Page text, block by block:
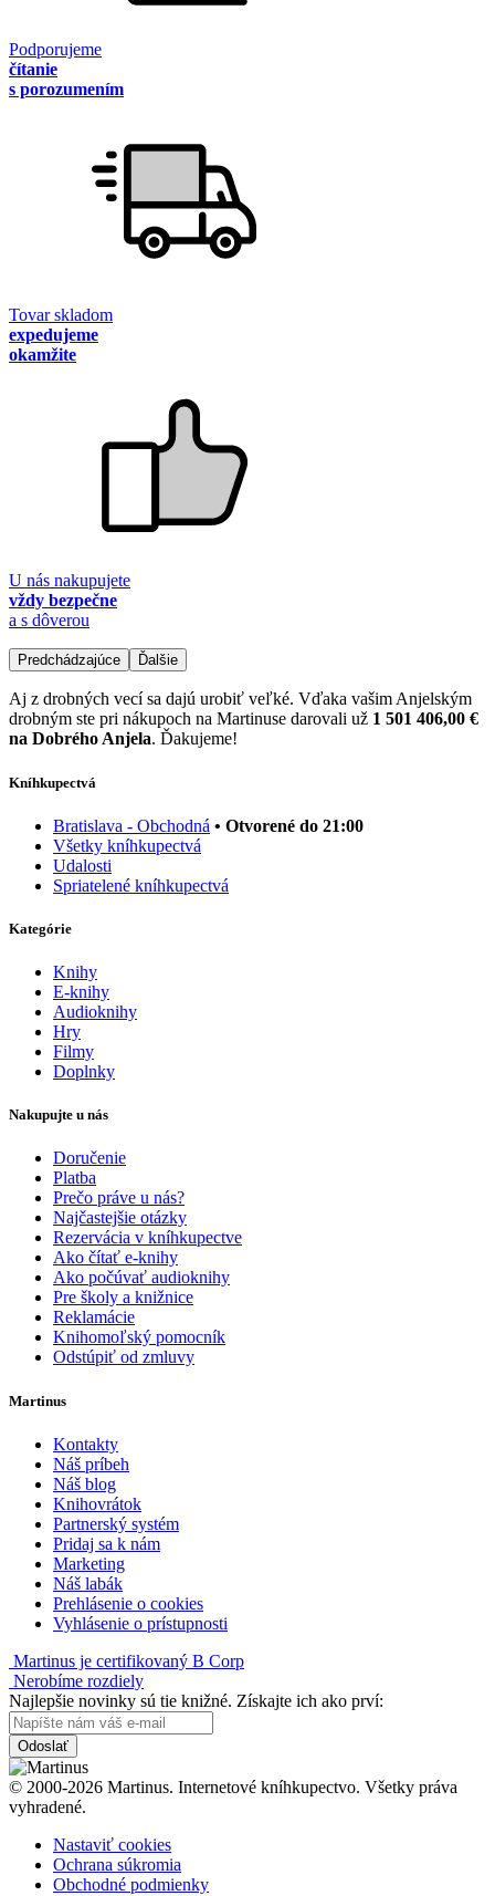
Podporujeme
čítanie
s porozumením
Tovar skladom
expedujeme
okamžite
U nás nakupujete
vždy bezpečne
a s dôverou
Predchádzajúce Ďalšie
Aj z drobných vecí sa dajú urobiť veľké. Vďaka vašim Anjelským
drobným ste pri nákupoch na Martinuse darovali už 1 501 406,00 €
na Dobrého Anjela. Ďakujeme!
Kníhkupectvá
Bratislava - Obchodná • Otvorené do 21:00
Všetky kníhkupectvá
Udalosti
Spriatelené kníhkupectvá
Kategórie
Knihy
E-knihy
Audioknihy
Hry
Filmy
Doplnky
Nakupujte u nás
Doručenie
Platba
Prečo práve u nás?
Najčastejšie otázky
Rezervácia v kníhkupectve
Ako čítať e-knihy
Ako počúvať audioknihy
Pre školy a knižnice
Reklamácie
Knihomoľský pomocník
Odstúpiť od zmluvy
Martinus
Kontakty
Náš príbeh
Náš blog
Knihovrátok
Partnerský systém
Pridaj sa k nám
Marketing
Náš labák
Prehlásenie o cookies
Vyhlásenie o prístupnosti
Martinus je certifikovaný B Corp
Nerobíme rozdiely
Najlepšie novinky sú tie knižné. Získajte ich ako prví:
Odoslať
© 2000-2026 Martinus. Internetové kníhkupectvo. Všetky práva
vyhradené.
Nastaviť cookies
Ochrana súkromia
Obchodné podmienky